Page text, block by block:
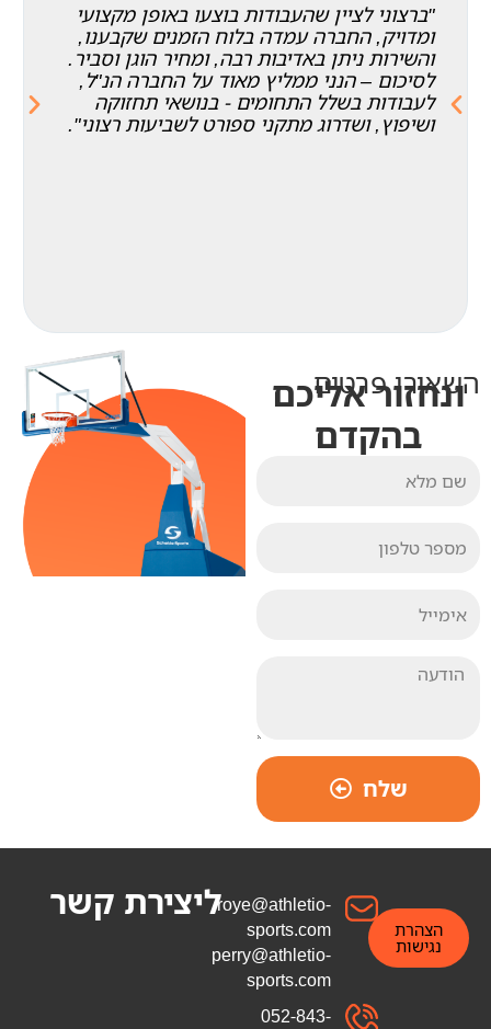
"ברצוני לציין שהעבודות בוצעו באופן מקצועי
ומדויק, החברה עמדה בלוח הזמנים שקבענו,
והשירות ניתן באדיבות רבה, ומחיר הוגן וסביר.
לסיכום – הנני ממליץ מאוד על החברה הנ"ל,
לעבודות בשלל התחומים - בנושאי תחזוקה
ושיפוץ, ושדרוג מתקני ספורט לשביעות רצוני".
ק
ב
השאירו פרטים
ונחזור אליכם
בהקדם
שלח
ליצירת קשרroye@athletio-
sports.com
perry@athletio-
sports.com
052-843-
הצהרת
נגישות